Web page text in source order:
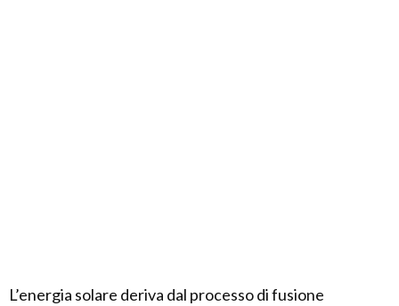
L’energia solare deriva dal processo di fusione